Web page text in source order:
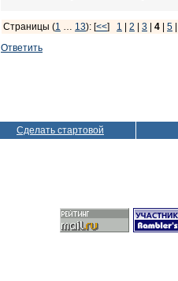
Страницы (1 … 13): [<<] 1 2 3 4 5
Ответить
Сделать стартовой